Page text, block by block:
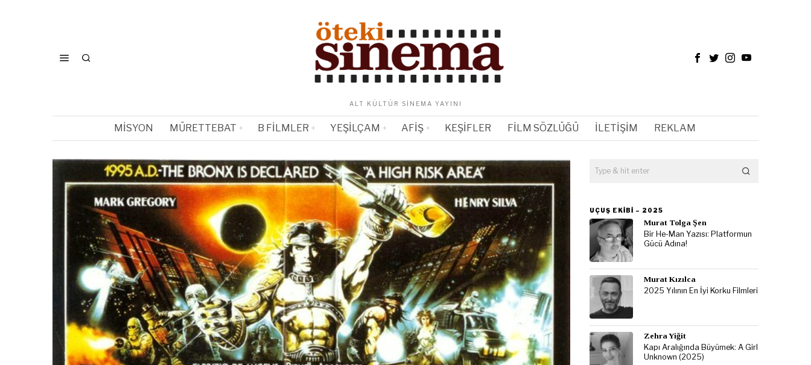
ALT KÜLTÜR SINEMA YAYINI
MISYON MÜRETTEBAT B FILMLER YEŞILÇAM AFIŞ KEŞIFLER FILM SÖZLÜĞÜ İLETIŞIM REKLAM
UÇUŞ EKIBI – 2025
Murat Tolga Şen
Bir He-Man Yazısı: Platformun
Gücü Adına!
Murat Kızılca
2025 Yılının En İyi Korku Filmleri
Zehra Yiğit
Kapı Aralığında Büyümek: A Girl
Unknown (2025)